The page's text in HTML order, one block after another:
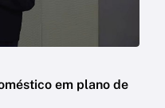
em plano de